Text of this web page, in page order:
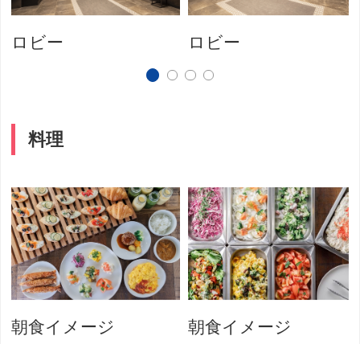
ロビー ロビー
料理
朝食イメージ 朝食イメージ